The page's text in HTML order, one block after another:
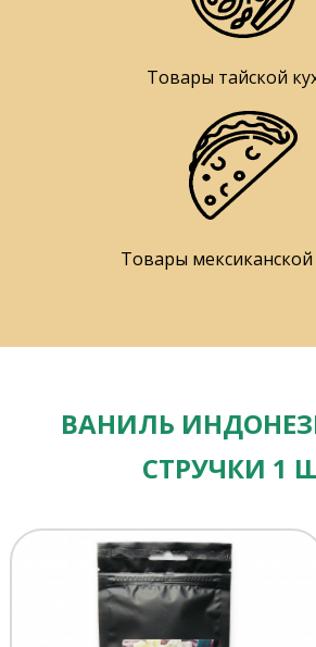
Товары тайской
Товары мексиканской
ВАНИЛЬ
СТРУЧКИ 1